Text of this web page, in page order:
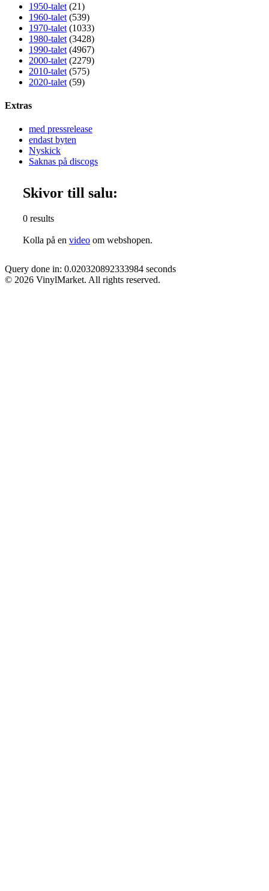
1950-talet (21)
1960-talet (539)
1970-talet (1033)
1980-talet (3428)
1990-talet (4967)
2000-talet (2279)
2010-talet (575)
2020-talet (59)
Extras
med pressrelease
endast byten
Nyskick
Saknas på discogs
Skivor till salu:
0 results
Kolla på en video om webshopen.
Query done in: 0.020320892333984 seconds
© 2026 VinylMarket. All rights reserved.